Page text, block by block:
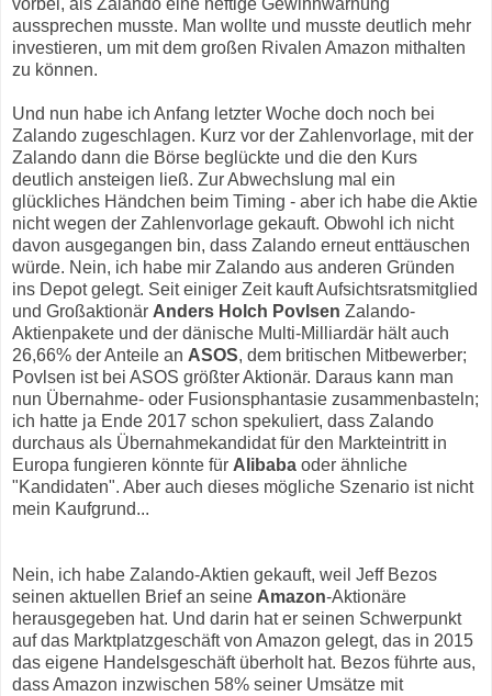
vorbei, als Zalando eine heftige Gewinnwarnung
aussprechen musste. Man wollte und musste deutlich mehr
investieren, um mit dem großen Rivalen Amazon mithalten
zu können.
Und nun habe ich Anfang letzter Woche doch noch bei
Zalando zugeschlagen. Kurz vor der Zahlenvorlage, mit der
Zalando dann die Börse beglückte und die den Kurs
deutlich ansteigen ließ. Zur Abwechslung mal ein
glückliches Händchen beim Timing - aber ich habe die Aktie
nicht wegen der Zahlenvorlage gekauft. Obwohl ich nicht
davon ausgegangen bin, dass Zalando erneut enttäuschen
würde. Nein, ich habe mir Zalando aus anderen Gründen
ins Depot gelegt. Seit einiger Zeit kauft Aufsichtsratsmitglied
und Großaktionär Anders Holch Povlsen Zalando-
Aktienpakete und der dänische Multi-Milliardär hält auch
26,66% der Anteile an ASOS, dem britischen Mitbewerber;
Povlsen ist bei ASOS größter Aktionär. Daraus kann man
nun Übernahme- oder Fusionsphantasie zusammenbasteln;
ich hatte ja Ende 2017 schon spekuliert, dass Zalando
durchaus als Übernahmekandidat für den Markteintritt in
Europa fungieren könnte für Alibaba oder ähnliche
"Kandidaten". Aber auch dieses mögliche Szenario ist nicht
mein Kaufgrund...
Nein, ich habe Zalando-Aktien gekauft, weil Jeff Bezos
seinen aktuellen Brief an seine Amazon-Aktionäre
herausgegeben hat. Und darin hat er seinen Schwerpunkt
auf das Marktplatzgeschäft von Amazon gelegt, das in 2015
das eigene Handelsgeschäft überholt hat. Bezos führte aus,
dass Amazon inzwischen 58% seiner Umsätze mit